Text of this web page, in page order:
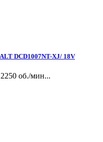
DCD1007NT-XJ/ 18V
об./мин...